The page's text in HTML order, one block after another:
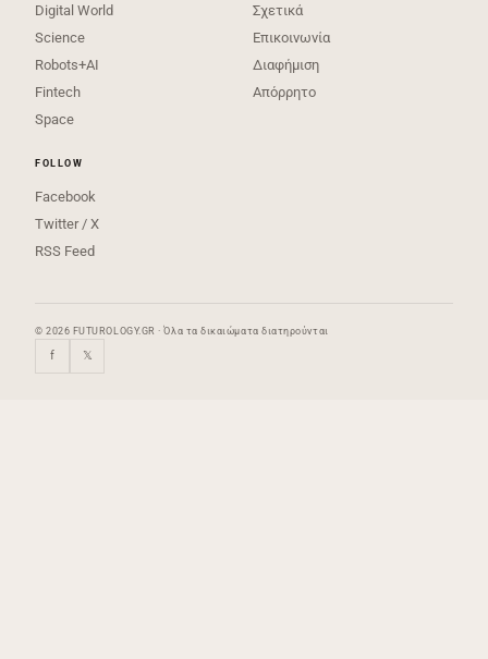
Digital World
Science
Robots+AI
Fintech
Space
Σχετικά
Επικοινωνία
Διαφήμιση
Απόρρητο
FOLLOW
Facebook
Twitter / X
RSS Feed
© 2026 FUTUROLOGY.GR · Όλα τα δικαιώματα διατηρούνται
f 𝕏